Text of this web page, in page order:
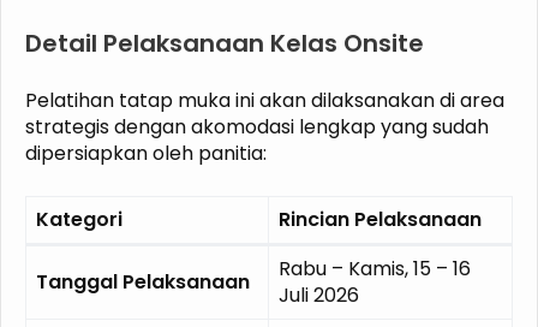
Detail Pelaksanaan Kelas Onsite
Pelatihan tatap muka ini akan dilaksanakan di area
strategis dengan akomodasi lengkap yang sudah
dipersiapkan oleh panitia:
Kategori Rincian Pelaksanaan
Tanggal Pelaksanaan
Rabu – Kamis, 15 – 16
Juli 2026